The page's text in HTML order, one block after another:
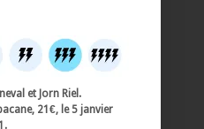
et Jorn Riel.
21€, le 5 janvier